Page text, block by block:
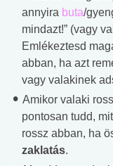
annyira buta/
mindazt!” (vagy
Emlékeztesd
abban, ha azt
vagy valakinek
Amikor valaki
pontosan tudd,
rossz abban, ha
zaklatás.